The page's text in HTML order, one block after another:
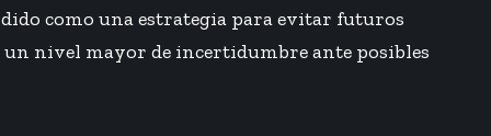
como una estrategia para evitar futuros
un nivel mayor de incertidumbre ante posibles